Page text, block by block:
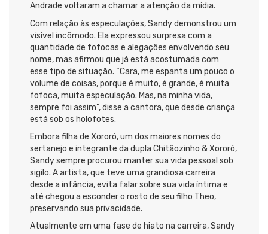
Andrade voltaram a chamar a atenção da mídia.
Com relação às especulações, Sandy demonstrou um
visível incômodo. Ela expressou surpresa com a
quantidade de fofocas e alegações envolvendo seu
nome, mas afirmou que já está acostumada com
esse tipo de situação. “Cara, me espanta um pouco o
volume de coisas, porque é muito, é grande, é muita
fofoca, muita especulação. Mas, na minha vida,
sempre foi assim”, disse a cantora, que desde criança
está sob os holofotes.
Embora filha de Xororó, um dos maiores nomes do
sertanejo e integrante da dupla Chitãozinho & Xororó,
Sandy sempre procurou manter sua vida pessoal sob
sigilo. A artista, que teve uma grandiosa carreira
desde a infância, evita falar sobre sua vida íntima e
até chegou a esconder o rosto de seu filho Theo,
preservando sua privacidade.
Atualmente em uma fase de hiato na carreira, Sandy